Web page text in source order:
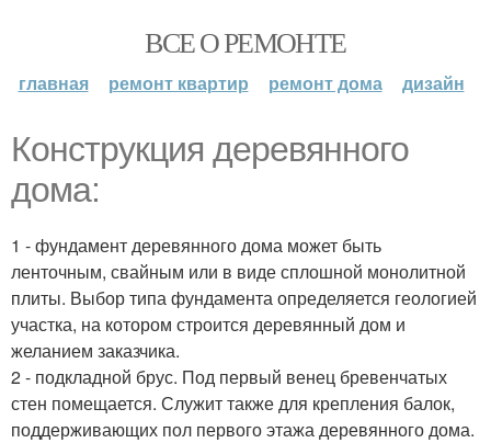
ВСЕ О РЕМОНТЕ
главная ремонт квартир ремонт дома дизайн
Конструкция деревянного
дома:
1 - фундамент деревянного дома может быть
ленточным, свайным или в виде сплошной монолитной
плиты. Выбор типа фундамента определяется геологией
участка, на котором строится деревянный дом и
желанием заказчика.
2 - подкладной брус. Под первый венец бревенчатых
стен помещается. Служит также для крепления балок,
поддерживающих пол первого этажа деревянного дома.